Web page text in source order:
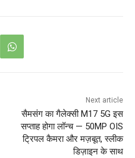
Next article
सैमसंग का गैलेक्सी M17 5G इस
सप्‍ताह होगा लॉन्च — 50MP OIS
ट्रिपल कैमरा और मज़बूत, स्लीक
डिज़ाइन के साथ